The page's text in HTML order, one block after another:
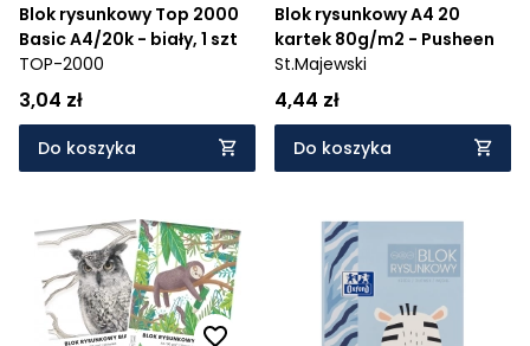
Blok rysunkowy Top 2000
Basic A4/20k - biały, 1 szt
TOP-2000
3,04 zł
Do koszyka
Blok rysunkowy A4 20
kartek 80g/m2 - Pusheen
St.Majewski
4,44 zł
Do koszyka